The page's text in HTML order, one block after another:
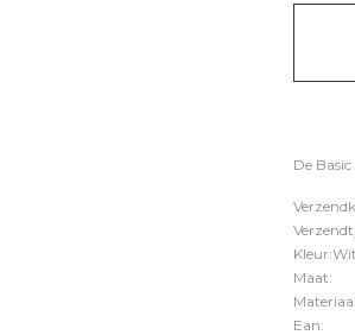
De
Kleur:Wit
Maat:
Ean: